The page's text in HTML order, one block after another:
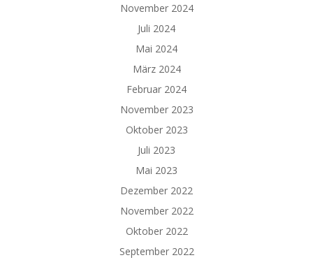
November 2024
Juli 2024
Mai 2024
März 2024
Februar 2024
November 2023
Oktober 2023
Juli 2023
Mai 2023
Dezember 2022
November 2022
Oktober 2022
September 2022